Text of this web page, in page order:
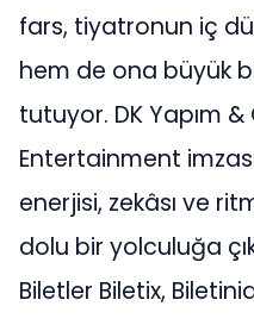
fars, tiyatronun iç
hem de ona büyük
tutuyor. DK Yapım
Entertainment
enerjisi, zekâsı ve
dolu bir yolculuğa
Biletler Biletix,